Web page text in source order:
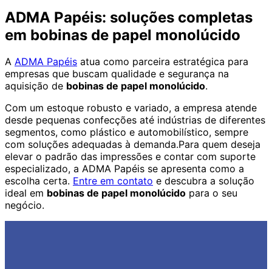
ADMA Papéis: soluções completas
em bobinas de papel monolúcido
A ADMA Papéis atua como parceira estratégica para
empresas que buscam qualidade e segurança na
aquisição de bobinas de papel monolúcido.
Com um estoque robusto e variado, a empresa atende
desde pequenas confecções até indústrias de diferentes
segmentos, como plástico e automobilístico, sempre
com soluções adequadas à demanda.Para quem deseja
elevar o padrão das impressões e contar com suporte
especializado, a ADMA Papéis se apresenta como a
escolha certa. Entre em contato e descubra a solução
ideal em bobinas de papel monolúcido para o seu
negócio.